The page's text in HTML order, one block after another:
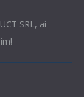
SRL, ai